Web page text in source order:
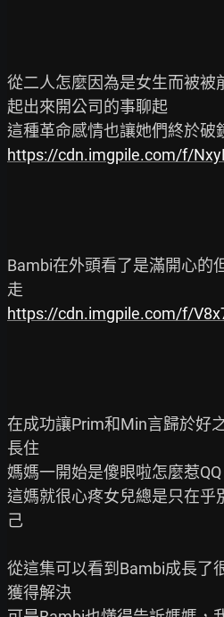
從二人怎麼因為是女生而被被
起出來開公司的事聊起
https://cdn.imgpile.com/f/
Bambi在外頭看了是滿開心的
https://cdn.imgpile.com/f/
在成功讓Prim和Min言歸於好
長住
媽媽一開始是傻眼啦怎麼惹QQ
這媽就很心疼女兒總是只在乎
己
從這集可以看到Bambi成長了
獲得解決